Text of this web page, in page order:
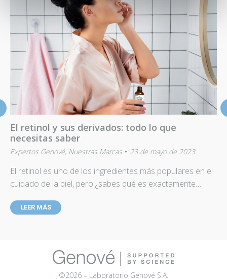
El retinol y sus derivados: todo lo que
necesitas saber
Expertos Genové, Nuestras Marcas 23 de mayo de 2023
El retinol es uno de los ingredientes más populares en el
cuidado de la piel, pero ¿sabes qué es exactamente…
LEER MÁS
©2026 – Laboratorio Genové S.A.